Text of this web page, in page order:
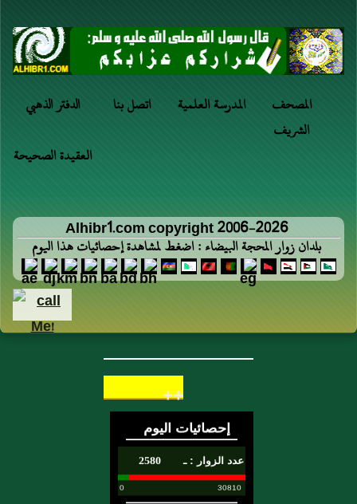
الدفتر الذهبي اتصل بنا المدرسة العلمية
المصحف
الشريف
العقيدة الصحيحة
Alhibr1.com copyright 2006-2026
بلدان زوار المحجة البيضاء : اضغط لمشاهدة إحصائيات هذا اليوم
++